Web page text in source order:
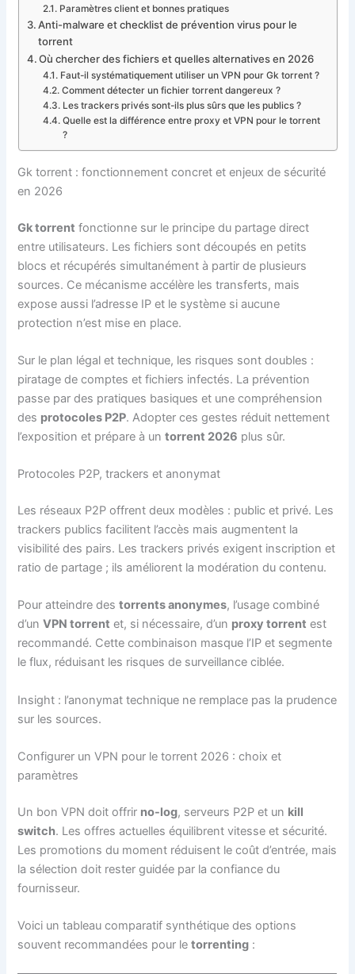
Paramètres client et bonnes pratiques
Anti-malware et checklist de prévention virus pour le
torrent
Où chercher des fichiers et quelles alternatives en 2026
Faut-il systématiquement utiliser un VPN pour Gk torrent ?
Comment détecter un fichier torrent dangereux ?
Les trackers privés sont-ils plus sûrs que les publics ?
Quelle est la différence entre proxy et VPN pour le torrent
?
Gk torrent : fonctionnement concret et enjeux de sécurité
en 2026
Gk torrent fonctionne sur le principe du partage direct
entre utilisateurs. Les fichiers sont découpés en petits
blocs et récupérés simultanément à partir de plusieurs
sources. Ce mécanisme accélère les transferts, mais
expose aussi l’adresse IP et le système si aucune
protection n’est mise en place.
Sur le plan légal et technique, les risques sont doubles :
piratage de comptes et fichiers infectés. La prévention
passe par des pratiques basiques et une compréhension
des protocoles P2P. Adopter ces gestes réduit nettement
l’exposition et prépare à untorrent 2026 plus sûr.
Protocoles P2P, trackers et anonymat
Les réseaux P2P offrent deux modèles : public et privé. Les
trackers publics facilitent l’accès mais augmentent la
visibilité des pairs. Les trackers privés exigent inscription et
ratio de partage ; ils améliorent la modération du contenu.
Pour atteindre destorrents anonymes, l’usage combiné
d’unVPN torrent et, si nécessaire, d’un proxy torrent est
recommandé. Cette combinaison masque l’IP et segmente
le flux, réduisant les risques de surveillance ciblée.
Insight : l’anonymat technique ne remplace pas la prudence
sur les sources.
Configurer un VPN pour le torrent 2026 : choix et
paramètres
Un bon VPN doit offrir no-log, serveurs P2P et un kill
switch. Les offres actuelles équilibrent vitesse et sécurité.
Les promotions du moment réduisent le coût d’entrée, mais
la sélection doit rester guidée par la confiance du
fournisseur.
Voici un tableau comparatif synthétique des options
souvent recommandées pour letorrenting :